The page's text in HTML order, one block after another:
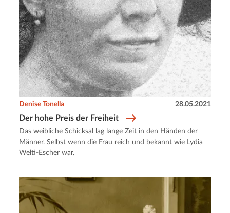
Der hohe Preis der Freiheit
Denise Tonella 28.05.2021
Das weibliche Schicksal lag lange Zeit in den Händen der
Männer. Selbst wenn die Frau reich und bekannt wie Lydia
Welti-Escher war.